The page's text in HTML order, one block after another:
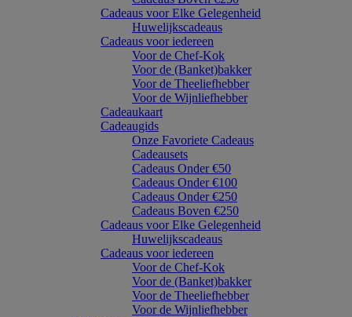
Cadeaus voor Elke Gelegenheid
Huwelijkscadeaus
Cadeaus voor iedereen
Voor de Chef-Kok
Voor de (Banket)bakker
Voor de Theeliefhebber
Voor de Wijnliefhebber
Cadeaukaart
Cadeaugids
Onze Favoriete Cadeaus
Cadeausets
Cadeaus Onder €50
Cadeaus Onder €100
Cadeaus Onder €250
Cadeaus Boven €250
Cadeaus voor Elke Gelegenheid
Huwelijkscadeaus
Cadeaus voor iedereen
Voor de Chef-Kok
Voor de (Banket)bakker
Voor de Theeliefhebber
Voor de Wijnliefhebber